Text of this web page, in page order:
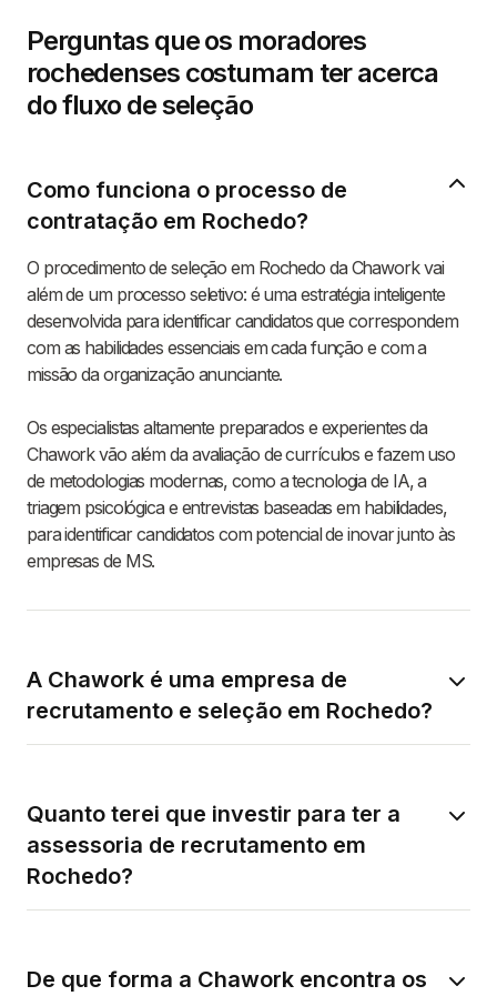
Perguntas que os moradores
rochedenses costumam ter acerca
do fluxo de seleção
Como funciona o processo de
contratação em Rochedo?
O procedimento de seleção em Rochedo da Chawork vai
além de um processo seletivo: é uma estratégia inteligente
desenvolvida para identificar candidatos que correspondem
com as habilidades essenciais em cada função e com a
missão da organização anunciante.
Os especialistas altamente preparados e experientes da
Chawork vão além da avaliação de currículos e fazem uso
de metodologias modernas, como a tecnologia de IA, a
triagem psicológica e entrevistas baseadas em habilidades,
para identificar candidatos com potencial de inovar junto às
empresas de MS.
A Chawork é uma empresa de
recrutamento e seleção em Rochedo?
Quanto terei que investir para ter a
assessoria de recrutamento em
Rochedo?
De que forma a Chawork encontra os